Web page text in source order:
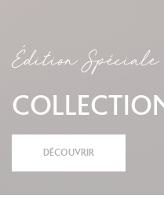
Édition Spéciale
DÉCOUVRIR